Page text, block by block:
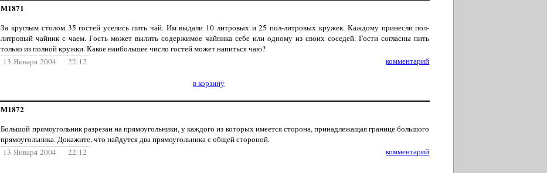
М1871
За круглым столом 35 гостей уселись пить чай. Им выдали 10 литровых и 25 пол-литровых кружек. Каждому принесли пол-
литровый чайник с чаем. Гость может вылить содержимое чайника себе или одному из своих соседей. Гости согласны пить
только из полной кружки. Какое наибольшее число гостей может напиться чаю?
13 Января 2004 22:12
комментарий
в корзину
М1872
Большой прямоугольник разрезан на прямоугольники, у каждого из которых имеется сторона, принадлежащая границе большого
прямоугольника. Докажите, что найдутся два прямоугольника с общей стороной.
13 Января 2004 22:12
комментарий